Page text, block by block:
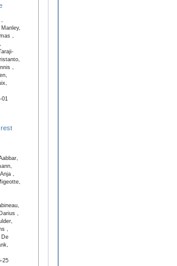
,
,
01
,
,
,
25